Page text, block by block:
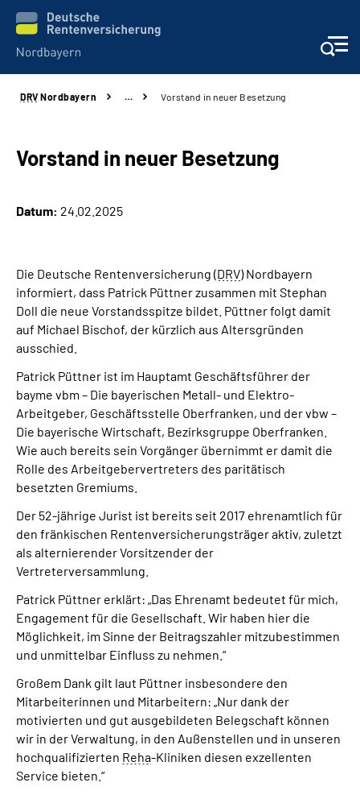
Online-Services
Services
Presse und Experten
Karriere
Über uns
Inhalte in Gebärdensprache (DGS)
Leichte Sprache
Mein Kundenportal
DRV Nordbayern … Vorstand in neuer Besetzung
Vorstand in neuer Besetzung
Datum: 24.02.2025
Die Deutsche Rentenversicherung (DRV) Nordbayern
informiert, dass Patrick Püttner zusammen mit Stephan
Doll die neue Vorstandsspitze bildet. Püttner folgt damit
auf Michael Bischof, der kürzlich aus Altersgründen
ausschied.
Patrick Püttner ist im Hauptamt Geschäftsführer der
bayme vbm – Die bayerischen Metall- und Elektro-
Arbeitgeber, Geschäftsstelle Oberfranken, und der vbw –
Die bayerische Wirtschaft, Bezirksgruppe Oberfranken.
Wie auch bereits sein Vorgänger übernimmt er damit die
Rolle des Arbeitgebervertreters des paritätisch
besetzten Gremiums.
Der 52-jährige Jurist ist bereits seit 2017 ehrenamtlich für
den fränkischen Rentenversicherungsträger aktiv, zuletzt
als alternierender Vorsitzender der
Vertreterversammlung.
Patrick Püttner erklärt: „Das Ehrenamt bedeutet für mich,
Engagement für die Gesellschaft. Wir haben hier die
Möglichkeit, im Sinne der Beitragszahler mitzubestimmen
und unmittelbar Einfluss zu nehmen.“
Großem Dank gilt laut Püttner insbesondere den
Mitarbeiterinnen und Mitarbeitern: „Nur dank der
motivierten und gut ausgebildeten Belegschaft können
wir in der Verwaltung, in den Außenstellen und in unseren
hochqualifizierten Reha-Kliniken diesen exzellenten
Service bieten.“